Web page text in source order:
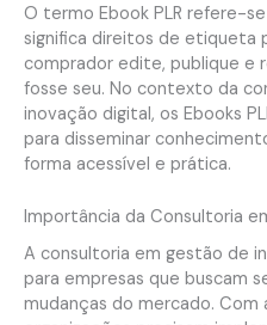
O termo Ebook PLR refere-se
significa direitos de etiqueta
comprador edite, publique e
fosse seu. No contexto da
inovação digital, os Ebooks
para disseminar
forma acessível e prática.
Importância da Consultoria
A consultoria em gestão de
para empresas que buscam
mudanças do mercado. Com